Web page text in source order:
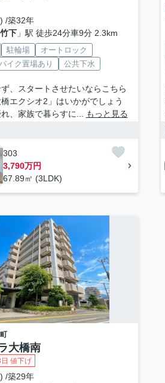
/築32年
竹下」駅 徒歩24分車9分 2.3km
駐輪場
オートロック
イク置場あり 公共下水
、スタートさせたいならこちら
エクシオ2」はいかがでしょう
、家族で暮らすに...
もっと見る
303
3,790万円
67.89㎡ (3LDK)
大橋南
値下げ
/築29年